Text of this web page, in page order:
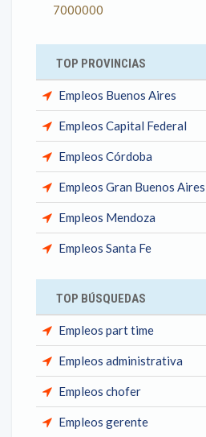
7000000
TOP PROVINCIAS
Empleos Buenos Aires
Empleos Capital Federal
Empleos Córdoba
Empleos Gran Buenos Aires
Empleos Mendoza
Empleos Santa Fe
TOP BÚSQUEDAS
Empleos part time
Empleos administrativa
Empleos chofer
Empleos gerente